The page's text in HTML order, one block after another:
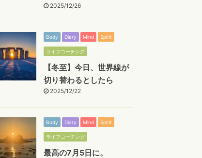
2025/12/26
Body Diary Mind Spirit
ライフコーチング
【冬至】今日、世界線が
切り替わるとしたら
2025/12/22
Body Diary Mind Spirit
ライフコーチング
最高の7月5日に。